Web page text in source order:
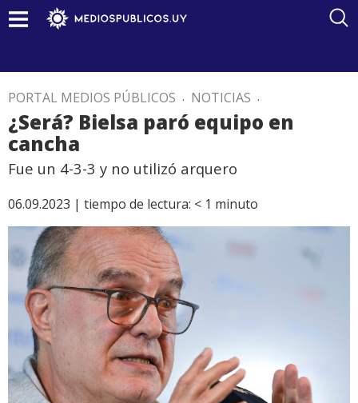
PORTAL MEDIOS PÚBLICOS . NOTICIAS .
¿Será? Bielsa paró equipo en
cancha
Fue un 4-3-3 y no utilizó arquero
06.09.2023 | tiempo de lectura: < 1 minuto